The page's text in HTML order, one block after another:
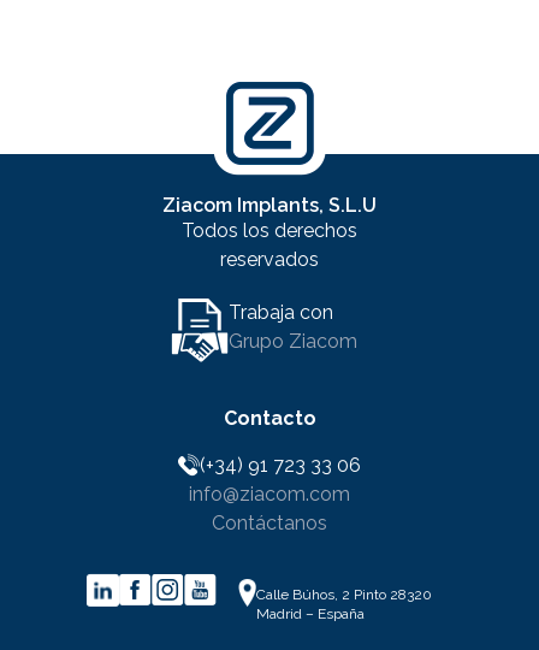
Contacto
(+34) 91 723 33 06
info@ziacom.com
Contáctanos
Ziacom Implants, S.L.U
Todos los derechos
reservados
Trabaja con
Grupo Ziacom
Calle Búhos, 2 Pinto 28320
Madrid – España